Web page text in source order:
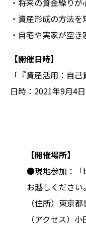
・将来の資金繰り
・資産形成の方法
・自宅や実家が空
【開催日時】
「『資産活用：自
日時：2021年9月4
【開催場所】
●現地参加：
お越しください
（住所）東京
（アクセス）